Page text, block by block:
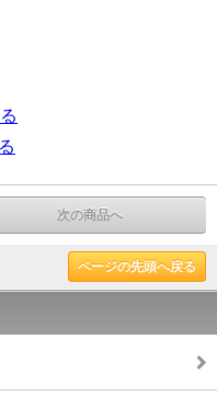
次の商品へ
ページの先頭へ戻る